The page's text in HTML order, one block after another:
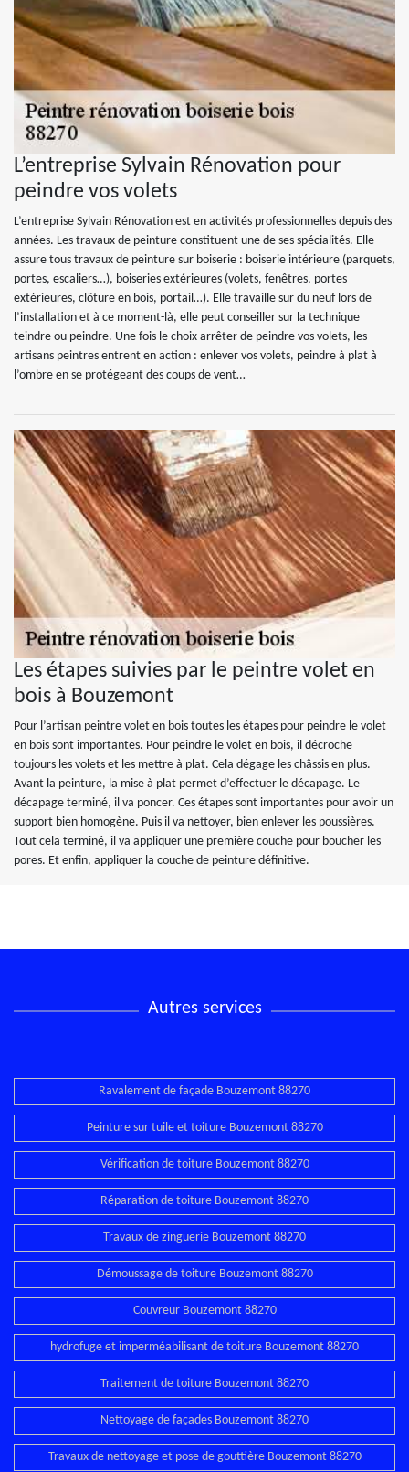
L’entreprise Sylvain Rénovation pour
peindre vos volets
L’entreprise Sylvain Rénovation est en activités professionnelles depuis des
années. Les travaux de peinture constituent une de ses spécialités. Elle
assure tous travaux de peinture sur boiserie : boiserie intérieure (parquets,
portes, escaliers…), boiseries extérieures (volets, fenêtres, portes
extérieures, clôture en bois, portail…). Elle travaille sur du neuf lors de
l’installation et à ce moment-là, elle peut conseiller sur la technique
teindre ou peindre. Une fois le choix arrêter de peindre vos volets, les
artisans peintres entrent en action : enlever vos volets, peindre à plat à
l’ombre en se protégeant des coups de vent…
Les étapes suivies par le peintre volet en
bois à Bouzemont
Pour l’artisan peintre volet en bois toutes les étapes pour peindre le volet
en bois sont importantes. Pour peindre le volet en bois, il décroche
toujours les volets et les mettre à plat. Cela dégage les châssis en plus.
Avant la peinture, la mise à plat permet d’effectuer le décapage. Le
décapage terminé, il va poncer. Ces étapes sont importantes pour avoir un
support bien homogène. Puis il va nettoyer, bien enlever les poussières.
Tout cela terminé, il va appliquer une première couche pour boucher les
pores. Et enfin, appliquer la couche de peinture définitive.
Autres services
Ravalement de façade Bouzemont 88270
Peinture sur tuile et toiture Bouzemont 88270
Vérification de toiture Bouzemont 88270
Réparation de toiture Bouzemont 88270
Travaux de zinguerie Bouzemont 88270
Démoussage de toiture Bouzemont 88270
Couvreur Bouzemont 88270
hydrofuge et imperméabilisant de toiture Bouzemont 88270
Traitement de toiture Bouzemont 88270
Nettoyage de façades Bouzemont 88270
Travaux de nettoyage et pose de gouttière Bouzemont 88270